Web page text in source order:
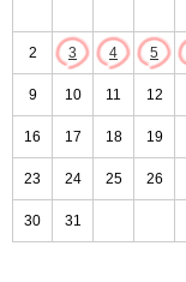
2 3 4 5
9 10 11 12
16 17 18 19
23 24 25 26
30 31